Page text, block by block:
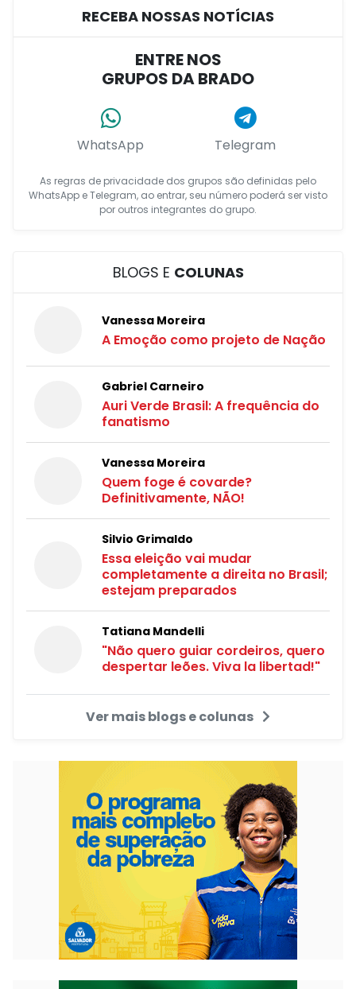
RECEBA NOSSAS NOTÍCIAS
ENTRE NOS
GRUPOS DA BRADO
WhatsApp Telegram
As regras de privacidade dos grupos são definidas pelo
WhatsApp e Telegram, ao entrar, seu número poderá ser visto
por outros integrantes do grupo.
BLOGS E COLUNAS
Vanessa Moreira
A Emoção como projeto de Nação
Gabriel Carneiro
Auri Verde Brasil: A frequência do
fanatismo
Vanessa Moreira
Quem foge é covarde?
Definitivamente, NÃO!
Silvio Grimaldo
Essa eleição vai mudar
completamente a direita no Brasil;
estejam preparados
Tatiana Mandelli
"Não quero guiar cordeiros, quero
despertar leões. Viva la libertad!"
Ver mais blogs e colunas